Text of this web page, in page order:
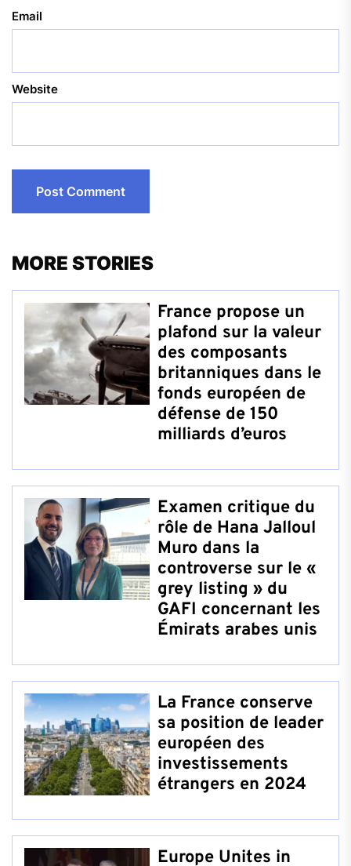
Email
Website
MORE STORIES
France propose un
plafond sur la valeur
des composants
britanniques dans le
fonds européen de
défense de 150
milliards d’euros
Examen critique du
rôle de Hana Jalloul
Muro dans la
controverse sur le «
grey listing » du
GAFI concernant les
Émirats arabes unis
La France conserve
sa position de leader
européen des
investissements
étrangers en 2024
Europe Unites in